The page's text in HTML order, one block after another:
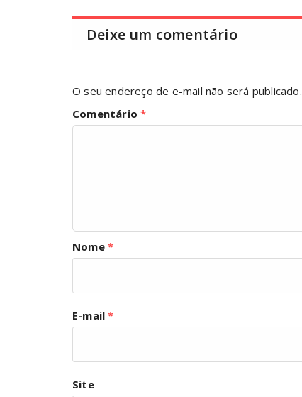
Deixe um comentário
O seu endereço de e-mail não será publicado.
Comentário*
Nome *
E-mail*
Site